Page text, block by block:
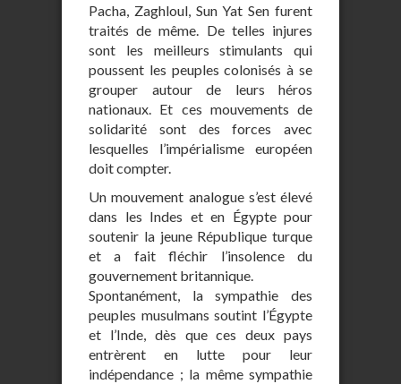
Pacha, Zaghloul, Sun Yat Sen furent
traités de même. De telles injures
sont les meilleurs stimulants qui
poussent les peuples colonisés à se
grouper autour de leurs héros
nationaux. Et ces mouvements de
solidarité sont des forces avec
lesquelles l’impérialisme européen
doit compter.
Un mouvement analogue s’est élevé
dans les Indes et en Égypte pour
soutenir la jeune République turque
et a fait fléchir l’insolence du
gouvernement britannique.
Spontanément, la sympathie des
peuples musulmans soutint l’Égypte
et l’Inde, dès que ces deux pays
entrèrent en lutte pour leur
indépendance ; la même sympathie